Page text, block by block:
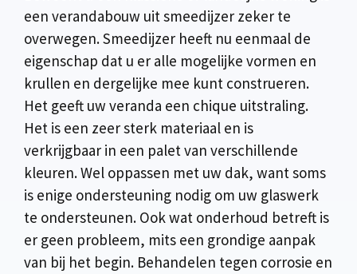
een verandabouw uit smeedijzer zeker te
overwegen. Smeedijzer heeft nu eenmaal de
eigenschap dat u er alle mogelijke vormen en
krullen en dergelijke mee kunt construeren.
Het geeft uw veranda een chique uitstraling.
Het is een zeer sterk materiaal en is
verkrijgbaar in een palet van verschillende
kleuren. Wel oppassen met uw dak, want soms
is enige ondersteuning nodig om uw glaswerk
te ondersteunen. Ook wat onderhoud betreft is
er geen probleem, mits een grondige aanpak
van bij het begin. Behandelen tegen corrosie en